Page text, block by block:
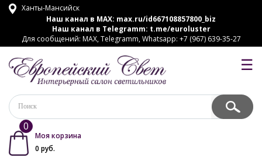
Ханты-Мансийск
Наш канал в MAX: max.ru/id667108857800_biz
Наш канал в Telegramm: t.me/euroluster
Для сообщений: MAX, Telegramm, Whatsapp: +7 (967) 639-35-27
☰
0
Моя корзина
0 руб.